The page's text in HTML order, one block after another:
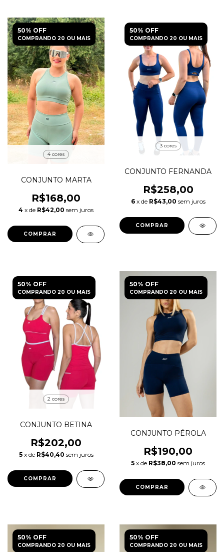
50% OFF
COMPRANDO 20 OU MAIS
4 cores
CONJUNTO MARTA
R$168,00
4 x de R$42,00 sem juros
COMPRAR
50% OFF
COMPRANDO 20 OU MAIS
3 cores
CONJUNTO FERNANDA
R$258,00
6 x de R$43,00 sem juros
COMPRAR
50% OFF
COMPRANDO 20 OU MAIS
2 cores
CONJUNTO BETINA
R$202,00
5 x de R$40,40 sem juros
COMPRAR
50% OFF
COMPRANDO 20 OU MAIS
CONJUNTO PÉROLA
R$190,00
5 x de R$38,00 sem juros
COMPRAR
50% OFF
COMPRANDO 20 OU MAIS
50% OFF
COMPRANDO 20 OU MAIS